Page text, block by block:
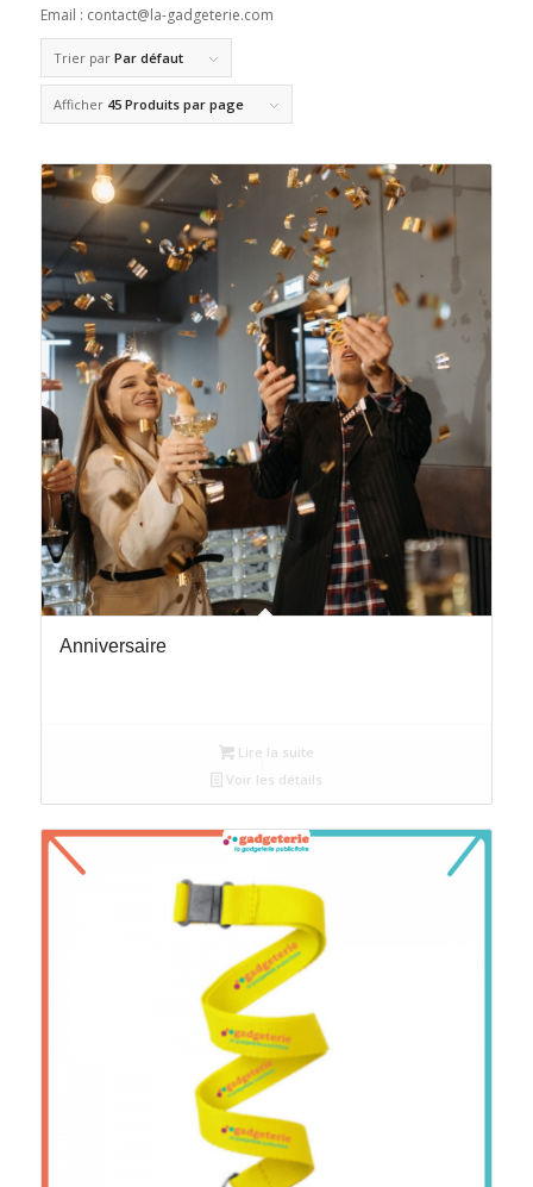
Email : contact@la-gadgeterie.com
Trier par Par défaut
Afficher 45 Produits par page
Anniversaire
Lire la suite
Voir les détails